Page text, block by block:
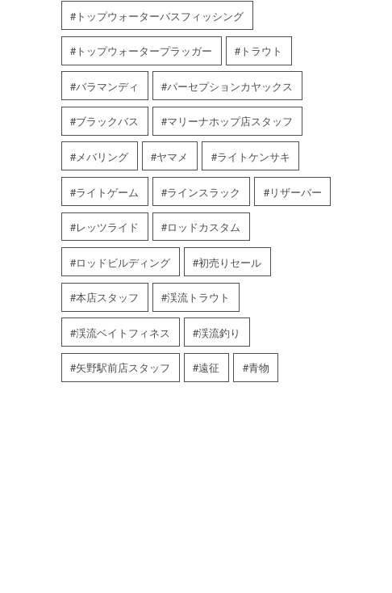
トップウォーターバスフィッシング
トップウォータープラッガー トラウト
バラマンディ パーセプションカヤックス
ブラックバス マリーナホップ店スタッフ
メバリング ヤマメ ライトケンサキ
ライトゲーム ラインスラック リザーバー
レッツライド ロッドカスタム
ロッドビルディング 初売りセール
本店スタッフ 渓流トラウト
渓流ベイトフィネス 渓流釣り
矢野駅前店スタッフ 遠征 青物